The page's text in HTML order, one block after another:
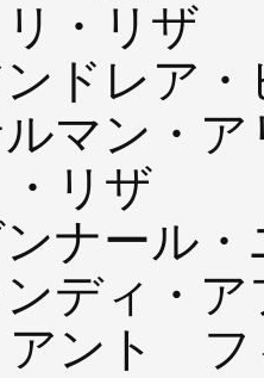
・リザ
ドレア
ルマン・
リザ
ナール・
ンディ・
アント フ